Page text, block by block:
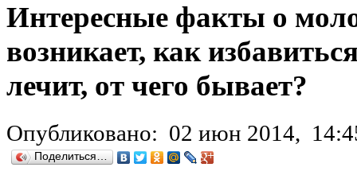
Интересные факты о
возникает, как
лечит, от чего бывает?
Опубликовано: 02 июн 2014,
Поделиться…